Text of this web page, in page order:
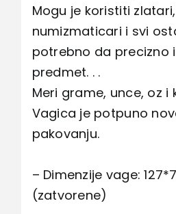
Mogu je koristiti
numizmaticari i svi
potrebno da precizno
predmet. . .
Meri grame, unce, oz i
Vagica je potpuno
pakovanju.
– Dimenzije vage:
(zatvorene)